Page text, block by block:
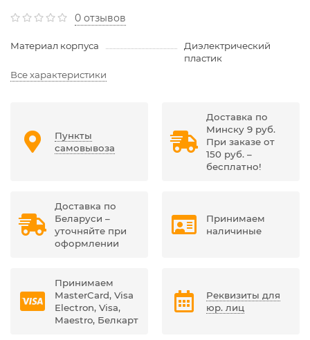
0 отзывов
Материал корпуса
Диэлектрический
пластик
Все характеристики
Пункты
самовывоза
Доставка по
Минску 9 руб.
При заказе от
150 руб. –
бесплатно!
Доставка по
Беларуси –
уточняйте при
оформлении
Принимаем
наличиные
Принимаем
MasterCard, Visa
Electron, Visa,
Maestro, Белкарт
Реквизиты для
юр. лиц